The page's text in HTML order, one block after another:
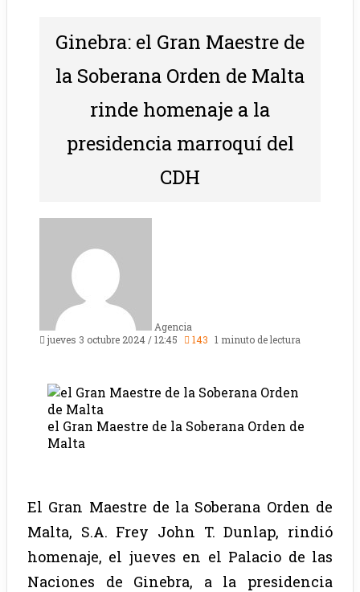
Ginebra: el Gran Maestre de
la Soberana Orden de Malta
rinde homenaje a la
presidencia marroquí del
CDH
Agencia
jueves 3 octubre 2024 / 12:45
143 1 minuto de lectura
el Gran Maestre de la Soberana Orden de
Malta
El Gran Maestre de la Soberana Orden de
Malta, S.A. Frey John T. Dunlap, rindió
homenaje, el jueves en el Palacio de las
Naciones de Ginebra, a la presidencia